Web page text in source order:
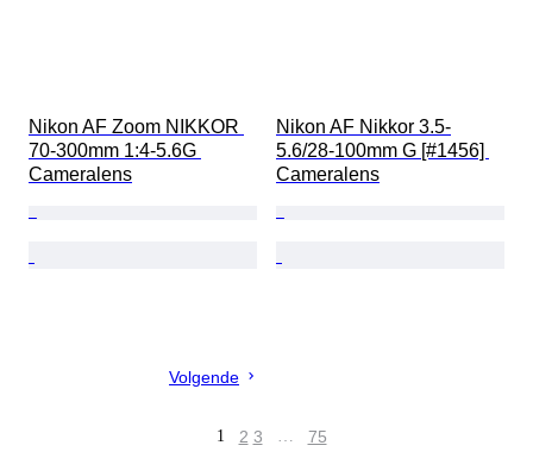
Nikon AF Zoom NIKKOR
70-300mm 1:4-5.6G
Cameralens
Nikon AF Nikkor 3.5-
5.6/28-100mm G [#1456]
Cameralens
Volgende
1 2 3 … 75